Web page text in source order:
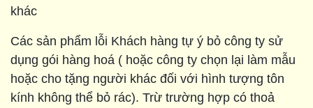
khác
Các sản phẩm lỗi Khách hàng tự ý bỏ công ty sử
dụng gói hàng hoá ( hoặc công ty chọn lại làm mẫu
hoặc cho tặng người khác đối với hình tượng tôn
kính không thể bỏ rác). Trừ trường hợp có thoả